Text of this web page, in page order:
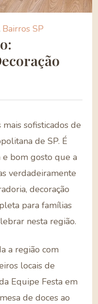
Bairros SP
sofisticados de
de SP. É
e bom gosto que a
verdadeiramente
decoração
para famílias
nesta região.
a região com
locais de
Equipe Festa em
de doces ao